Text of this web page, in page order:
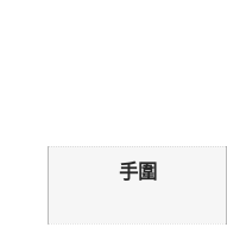
手圍